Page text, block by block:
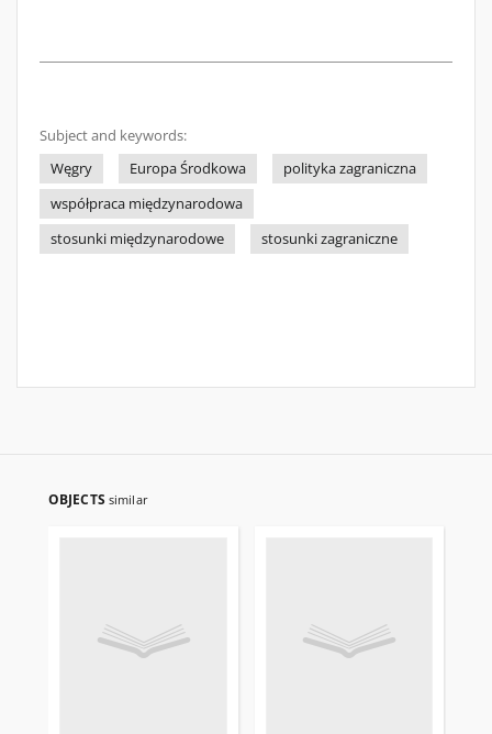
Subject and keywords:
Węgry
Europa Środkowa
polityka zagraniczna
współpraca międzynarodowa
stosunki międzynarodowe
stosunki zagraniczne
OBJECTS similar